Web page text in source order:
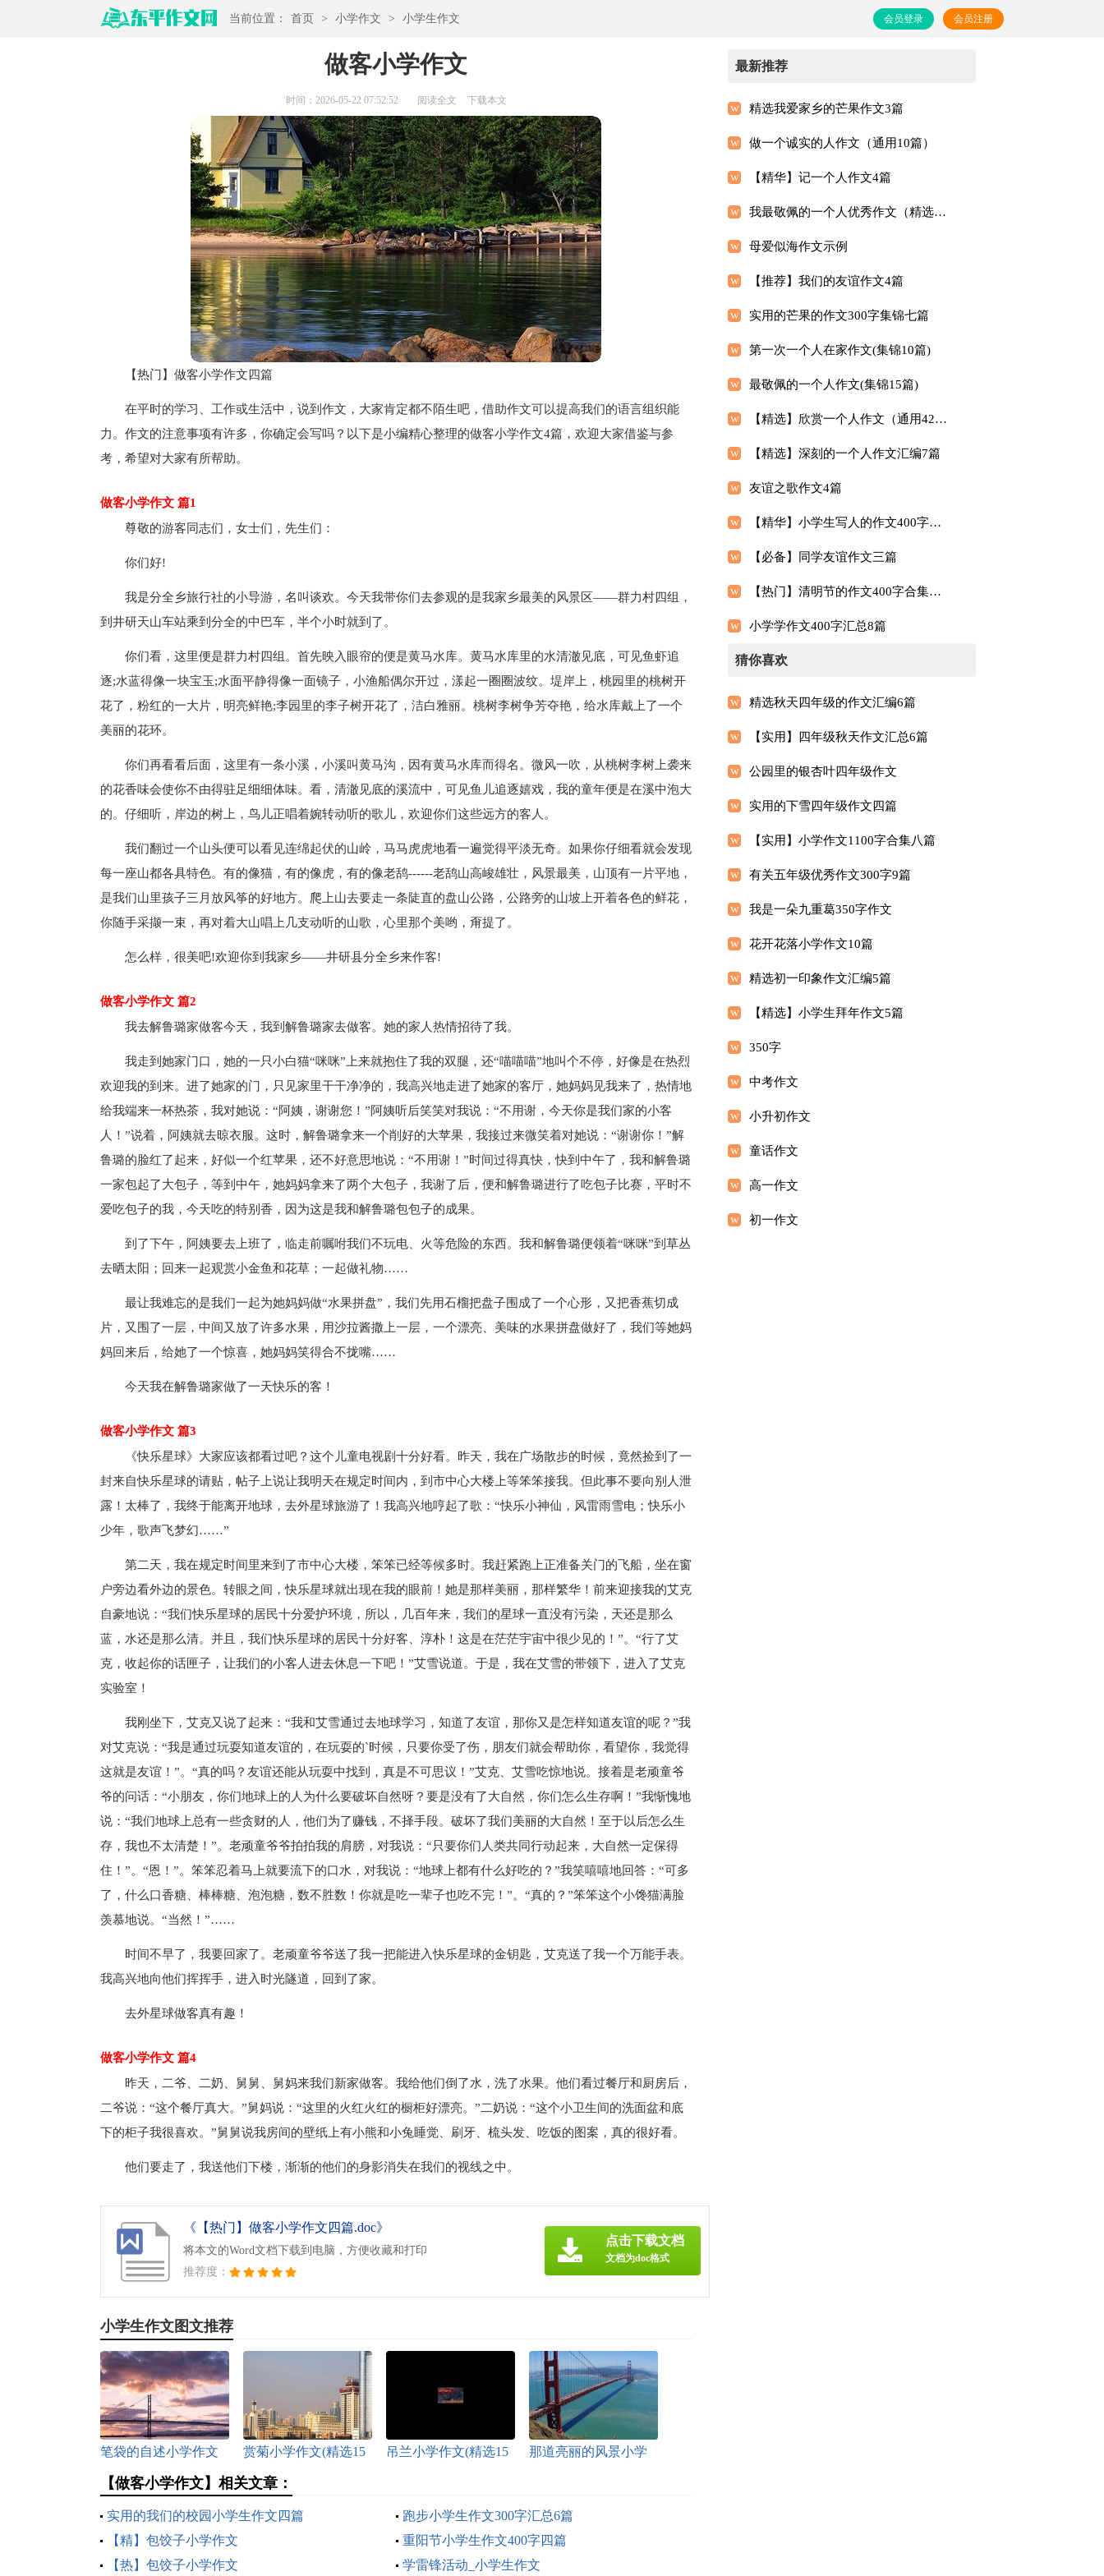
当前位置： 首页 > 小学作文 > 小学生作文 会员登录 会员注册
做客小学作文
时间：2026-05-22 07:52:52 阅读全文 下载本文
【热门】做客小学作文四篇
在平时的学习、工作或生活中，说到作文，大家肯定都不陌生吧，借助作文可以提高我们的语言组织能
力。作文的注意事项有许多，你确定会写吗？以下是小编精心整理的做客小学作文4篇，欢迎大家借鉴与参
考，希望对大家有所帮助。
做客小学作文 篇1
尊敬的游客同志们，女士们，先生们：
你们好!
我是分全乡旅行社的小导游，名叫谈欢。今天我带你们去参观的是我家乡最美的风景区——群力村四组，
到井研天山车站乘到分全的中巴车，半个小时就到了。
你们看，这里便是群力村四组。首先映入眼帘的便是黄马水库。黄马水库里的水清澈见底，可见鱼虾追
逐;水蓝得像一块宝玉;水面平静得像一面镜子，小渔船偶尔开过，漾起一圈圈波纹。堤岸上，桃园里的桃树开
花了，粉红的一大片，明亮鲜艳;李园里的李子树开花了，洁白雅丽。桃树李树争芳夺艳，给水库戴上了一个
美丽的花环。
你们再看看后面，这里有一条小溪，小溪叫黄马沟，因有黄马水库而得名。微风一吹，从桃树李树上袭来
的花香味会使你不由得驻足细细体味。看，清澈见底的溪流中，可见鱼儿追逐嬉戏，我的童年便是在溪中泡大
的。仔细听，岸边的树上，鸟儿正唱着婉转动听的歌儿，欢迎你们这些远方的客人。
我们翻过一个山头便可以看见连绵起伏的山岭，马马虎虎地看一遍觉得平淡无奇。如果你仔细看就会发现
每一座山都各具特色。有的像猫，有的像虎，有的像老鸹------老鸹山高峻雄壮，风景最美，山顶有一片平地，
是我们山里孩子三月放风筝的好地方。爬上山去要走一条陡直的盘山公路，公路旁的山坡上开着各色的鲜花，
你随手采撷一束，再对着大山唱上几支动听的山歌，心里那个美哟，甭提了。
怎么样，很美吧!欢迎你到我家乡——井研县分全乡来作客!
做客小学作文 篇2
我去解鲁璐家做客今天，我到解鲁璐家去做客。她的家人热情招待了我。
我走到她家门口，她的一只小白猫“咪咪”上来就抱住了我的双腿，还“喵喵喵”地叫个不停，好像是在热烈
欢迎我的到来。进了她家的门，只见家里干干净净的，我高兴地走进了她家的客厅，她妈妈见我来了，热情地
给我端来一杯热茶，我对她说：“阿姨，谢谢您！”阿姨听后笑笑对我说：“不用谢，今天你是我们家的小客
人！”说着，阿姨就去晾衣服。这时，解鲁璐拿来一个削好的大苹果，我接过来微笑着对她说：“谢谢你！”解
鲁璐的脸红了起来，好似一个红苹果，还不好意思地说：“不用谢！”时间过得真快，快到中午了，我和解鲁璐
一家包起了大包子，等到中午，她妈妈拿来了两个大包子，我谢了后，便和解鲁璐进行了吃包子比赛，平时不
爱吃包子的我，今天吃的特别香，因为这是我和解鲁璐包包子的成果。
到了下午，阿姨要去上班了，临走前嘱咐我们不玩电、火等危险的东西。我和解鲁璐便领着“咪咪”到草丛
去晒太阳；回来一起观赏小金鱼和花草；一起做礼物……
最让我难忘的是我们一起为她妈妈做“水果拼盘”，我们先用石榴把盘子围成了一个心形，又把香蕉切成
片，又围了一层，中间又放了许多水果，用沙拉酱撒上一层，一个漂亮、美味的水果拼盘做好了，我们等她妈
妈回来后，给她了一个惊喜，她妈妈笑得合不拢嘴……
今天我在解鲁璐家做了一天快乐的客！
做客小学作文 篇3
《快乐星球》大家应该都看过吧？这个儿童电视剧十分好看。昨天，我在广场散步的时候，竟然捡到了一
封来自快乐星球的请贴，帖子上说让我明天在规定时间内，到市中心大楼上等笨笨接我。但此事不要向别人泄
露！太棒了，我终于能离开地球，去外星球旅游了！我高兴地哼起了歌：“快乐小神仙，风雷雨雪电；快乐小
少年，歌声飞梦幻……”
第二天，我在规定时间里来到了市中心大楼，笨笨已经等候多时。我赶紧跑上正准备关门的飞船，坐在窗
户旁边看外边的景色。转眼之间，快乐星球就出现在我的眼前！她是那样美丽，那样繁华！前来迎接我的艾克
自豪地说：“我们快乐星球的居民十分爱护环境，所以，几百年来，我们的星球一直没有污染，天还是那么
蓝，水还是那么清。并且，我们快乐星球的居民十分好客、淳朴！这是在茫茫宇宙中很少见的！”。“行了艾
克，收起你的话匣子，让我们的小客人进去休息一下吧！”艾雪说道。于是，我在艾雪的带领下，进入了艾克
实验室！
我刚坐下，艾克又说了起来：“我和艾雪通过去地球学习，知道了友谊，那你又是怎样知道友谊的呢？”我
对艾克说：“我是通过玩耍知道友谊的，在玩耍的`时候，只要你受了伤，朋友们就会帮助你，看望你，我觉得
这就是友谊！”。“真的吗？友谊还能从玩耍中找到，真是不可思议！”艾克、艾雪吃惊地说。接着是老顽童爷
爷的问话：“小朋友，你们地球上的人为什么要破坏自然呀？要是没有了大自然，你们怎么生存啊！”我惭愧地
说：“我们地球上总有一些贪财的人，他们为了赚钱，不择手段。破坏了我们美丽的大自然！至于以后怎么生
存，我也不太清楚！”。老顽童爷爷拍拍我的肩膀，对我说：“只要你们人类共同行动起来，大自然一定保得
住！”。“恩！”。笨笨忍着马上就要流下的口水，对我说：“地球上都有什么好吃的？”我笑嘻嘻地回答：“可多
了，什么口香糖、棒棒糖、泡泡糖，数不胜数！你就是吃一辈子也吃不完！”。“真的？”笨笨这个小馋猫满脸
羡慕地说。“当然！”……
时间不早了，我要回家了。老顽童爷爷送了我一把能进入快乐星球的金钥匙，艾克送了我一个万能手表。
我高兴地向他们挥挥手，进入时光隧道，回到了家。
去外星球做客真有趣！
做客小学作文 篇4
昨天，二爷、二奶、舅舅、舅妈来我们新家做客。我给他们倒了水，洗了水果。他们看过餐厅和厨房后，
二爷说：“这个餐厅真大。”舅妈说：“这里的火红火红的橱柜好漂亮。”二奶说：“这个小卫生间的洗面盆和底
下的柜子我很喜欢。”舅舅说我房间的壁纸上有小熊和小兔睡觉、刷牙、梳头发、吃饭的图案，真的很好看。
他们要走了，我送他们下楼，渐渐的他们的身影消失在我们的视线之中。
《【热门】做客小学作文四篇.doc》
将本文的Word文档下载到电脑，方便收藏和打印
推荐度：
点击下载文档
文档为doc格式
小学生作文图文推荐
笔袋的自述小学作文
赏菊小学作文(精选15
篇)
吊兰小学作文(精选15
那道亮丽的风景小学
【做客小学作文】相关文章：
实用的我们的校园小学生作文四篇
跑步小学生作文300字汇总6篇
【精】包饺子小学作文
重阳节小学生作文400字四篇
【热】包饺子小学作文
学雷锋活动_小学生作文
最新推荐
精选我爱家乡的芒果作文3篇
做一个诚实的人作文（通用10篇）
【精华】记一个人作文4篇
我最敬佩的一个人优秀作文（精选33篇）
母爱似海作文示例
【推荐】我们的友谊作文4篇
实用的芒果的作文300字集锦七篇
第一次一个人在家作文(集锦10篇)
最敬佩的一个人作文(集锦15篇)
【精选】欣赏一个人作文（通用42篇）
【精选】深刻的一个人作文汇编7篇
友谊之歌作文4篇
【精华】小学生写人的作文400字（精选10篇）
【必备】同学友谊作文三篇
【热门】清明节的作文400字合集六篇
小学学作文400字汇总8篇
猜你喜欢
精选秋天四年级的作文汇编6篇
【实用】四年级秋天作文汇总6篇
公园里的银杏叶四年级作文
实用的下雪四年级作文四篇
【实用】小学作文1100字合集八篇
有关五年级优秀作文300字9篇
我是一朵九重葛350字作文
花开花落小学作文10篇
精选初一印象作文汇编5篇
【精选】小学生拜年作文5篇
350字
中考作文
小升初作文
童话作文
高一作文
初一作文